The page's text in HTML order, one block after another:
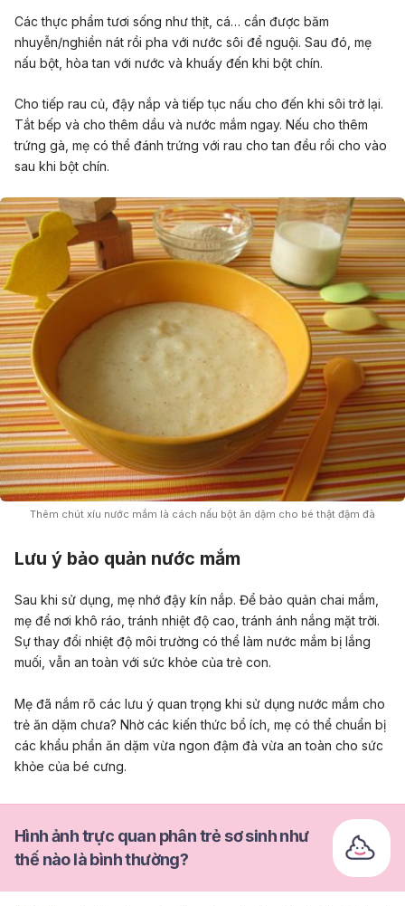
Các thực phẩm tươi sống như thịt, cá… cần được băm
nhuyễn/nghiền nát rồi pha với nước sôi để nguội. Sau đó, mẹ
nấu bột, hòa tan với nước và khuấy đến khi bột chín.
Cho tiếp rau củ, đậy nắp và tiếp tục nấu cho đến khi sôi trở lại.
Tắt bếp và cho thêm dầu và nước mắm ngay. Nếu cho thêm
trứng gà, mẹ có thể đánh trứng với rau cho tan đều rồi cho vào
sau khi bột chín.
Thêm chút xíu nước mắm là cách nấu bột ăn dặm cho bé thật đậm đà
Lưu ý bảo quản nước mắm
Sau khi sử dụng, mẹ nhớ đậy kín nắp. Để bảo quản chai mắm,
mẹ để nơi khô ráo, tránh nhiệt độ cao, tránh ánh nắng mặt trời.
Sự thay đổi nhiệt độ môi trường có thể làm nước mắm bị lắng
muối, vẫn an toàn với sức khỏe của trẻ con.
Mẹ đã nắm rõ các lưu ý quan trọng khi sử dụng nước mắm cho
trẻ ăn dặm chưa? Nhờ các kiến thức bổ ích, mẹ có thể chuẩn bị
các khẩu phần ăn dặm vừa ngon đậm đà vừa an toàn cho sức
khỏe của bé cưng.
Hình ảnh trực quan phân trẻ sơ sinh như
thế nào là bình thường?